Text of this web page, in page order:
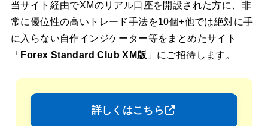
当サイト経由でXMのリアル口座を開設された方に、非
常に優位性の高いトレード手法を10個+他では絶対に手
に入らない自作インジケーター等をまとめたサイト
「 Forex Standard Club XM版 」にご招待します。
詳しくはこちら